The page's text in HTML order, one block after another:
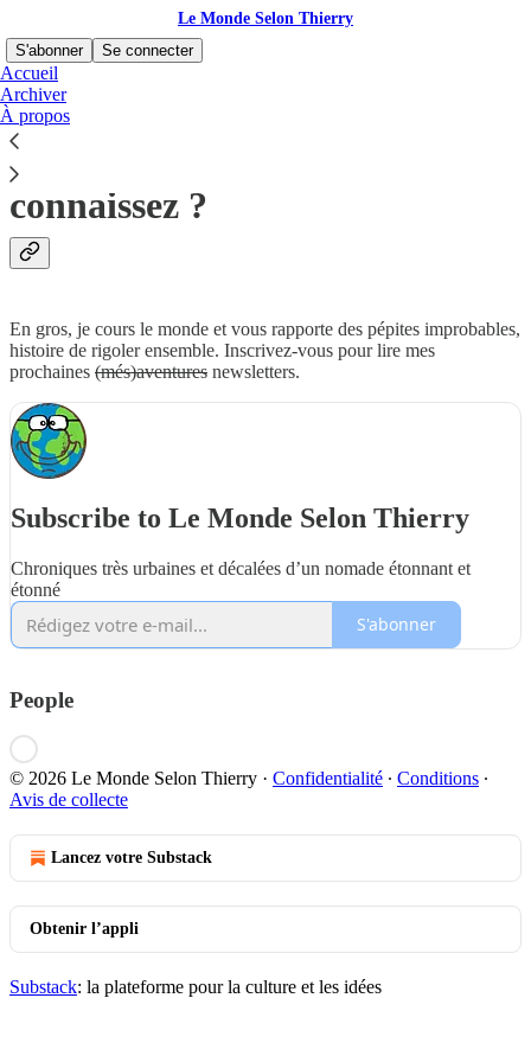
Le Monde Selon Thierry
S'abonner
Se connecter
Accueil
Archiver
À propos
L'humour de voyage
connaissez ?
En gros, je cours le monde et vous rapporte des pépites improbables,
histoire de rigoler ensemble. Inscrivez-vous pour lire mes
prochaines (més)aventures newsletters.
Subscribe to Le Monde Selon Thierry
Chroniques très urbaines et décalées d’un nomade étonnant et
étonné
S'abonner
People
© 2026 Le Monde Selon Thierry · Confidentialité ∙ Conditions ∙
Avis de collecte
Lancez votre Substack
Obtenir l’appli
Substack: la plateforme pour la culture et les idées